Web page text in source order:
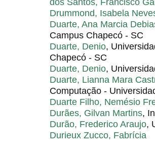
Drummond, Isabela
Duarte, Ana Marcia
Campus Chapecó - SC
Duarte, Denio,
Chapecó - SC
Duarte, Denio,
Duarte, Lianna Mara
Computação -
Duarte Filho, Nemésio
Durães, Gilvan Martins,
Durão, Frederico Araujo,
Durieux Zucco, Fabrícia